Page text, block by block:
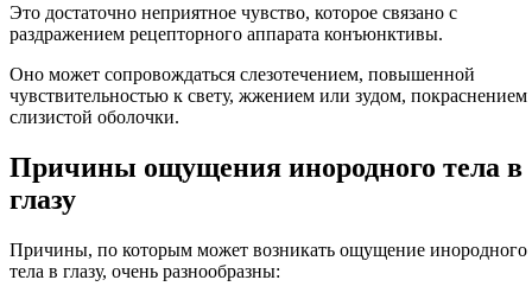
Это достаточно неприятное чувство, которое связано с
раздражением рецепторного аппарата конъюнктивы.
Оно может сопровождаться слезотечением, повышенной
чувствительностью к свету, жжением или зудом, покраснением
слизистой оболочки.
Причины ощущения инородного тела в
глазу
Причины, по которым может возникать ощущение инородного
тела в глазу, очень разнообразны: